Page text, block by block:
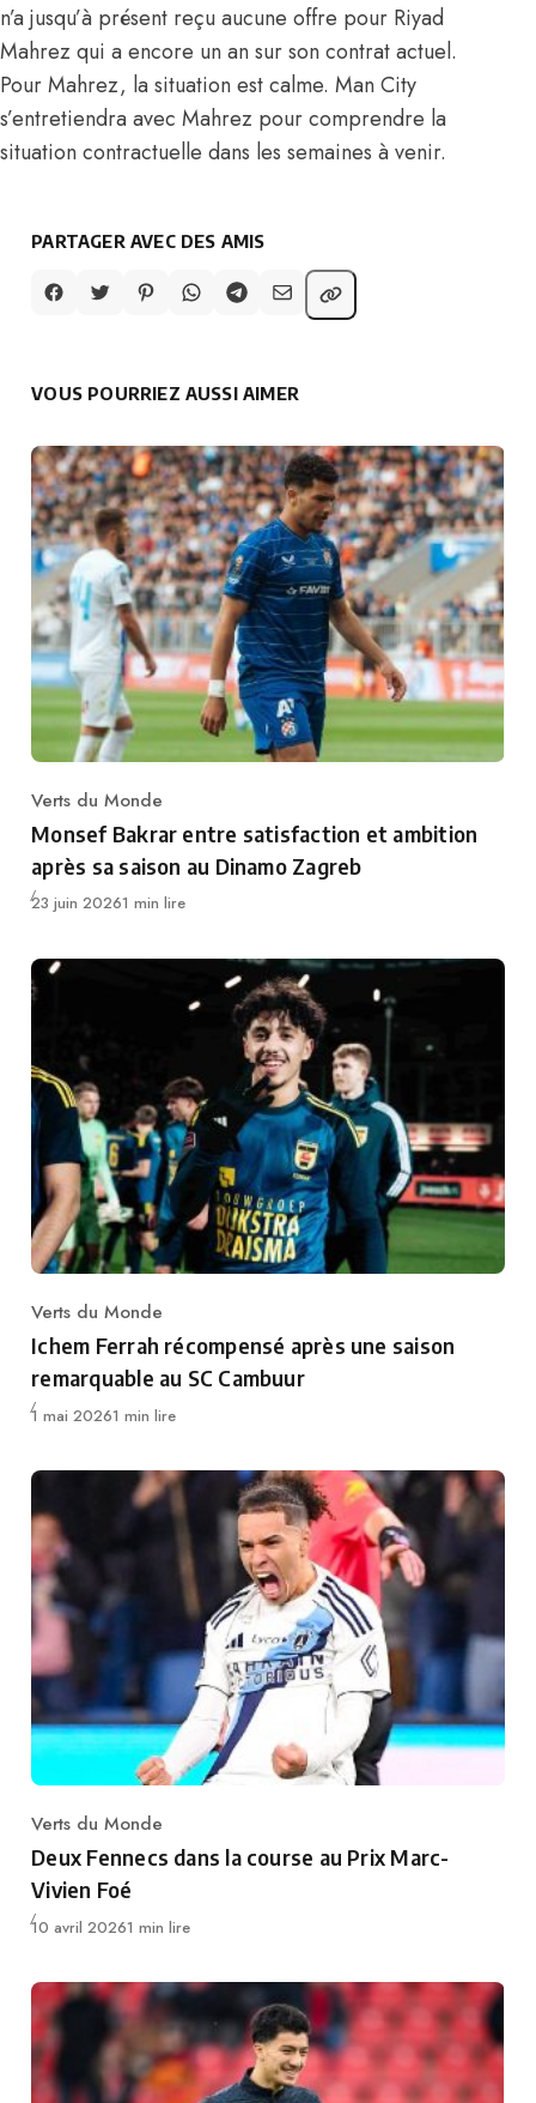
n’a jusqu’à présent reçu aucune offre pour Riyad
Mahrez qui a encore un an sur son contrat actuel.
Pour Mahrez, la situation est calme. Man City
s’entretiendra avec Mahrez pour comprendre la
situation contractuelle dans les semaines à venir.
PARTAGER AVEC DES AMIS
VOUS POURRIEZ AUSSI AIMER
Category
Verts du Monde
Monsef Bakrar entre satisfaction et ambition
après sa saison au Dinamo Zagreb
Publié
23 juin 20261 min lire
Category
Verts du Monde
Ichem Ferrah récompensé après une saison
remarquable au SC Cambuur
Publié
1 mai 20261 min lire
Category
Verts du Monde
Deux Fennecs dans la course au Prix Marc-
Vivien Foé
Publié
10 avril 20261 min lire